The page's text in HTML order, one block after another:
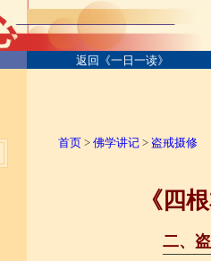
返回《一日一读》
首页> 佛学讲记> 盗戒摄修
《四
二、